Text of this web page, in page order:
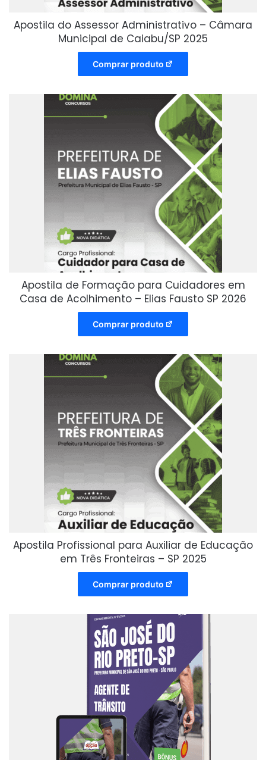
Apostila do Assessor Administrativo – Câmara
Municipal de Caiabu/SP 2025
Comprar produto
Apostila de Formação para Cuidadores em
Casa de Acolhimento – Elias Fausto SP 2026
Comprar produto
Apostila Profissional para Auxiliar de Educação
em Três Fronteiras – SP 2025
Comprar produto